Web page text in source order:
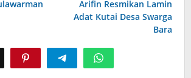
Arifin Resmikan Lamin
Adat Kutai Desa Swarga
Bara